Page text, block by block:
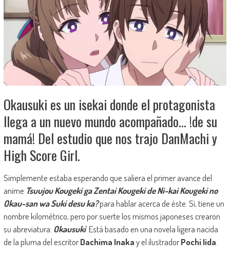
Okausuki es un isekai donde el protagonista
llega a un nuevo mundo acompañado… !de su
mamá! Del estudio que nos trajo DanMachi y
High Score Girl.
Simplemente estaba esperando que saliera el primer avance del
anime Tsuujou Kougeki ga Zentai Kougeki de Ni-kai Kougeki no
Okau-san wa Suki desu ka?para hablar acerca de éste. Sí, tiene un
nombre kilométrico, pero por suerte los mismos japoneses crearon
su abreviatura: Okausuki. Está basado en una novela ligera nacida
de la pluma del escritorDachima Inakay el ilustradorPochi Iida